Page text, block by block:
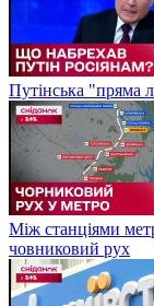
Путінська
Між станціями
човниковий рух